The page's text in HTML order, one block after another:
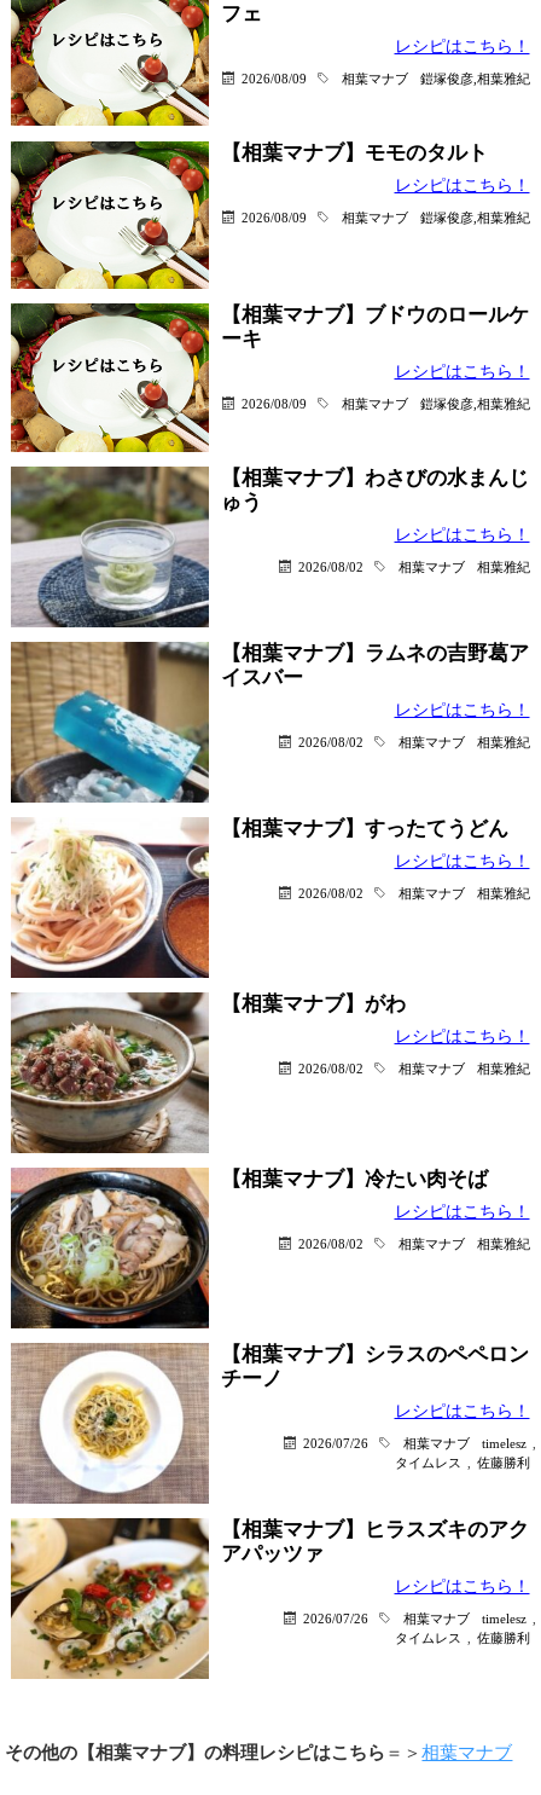
フェ
レシピはこちら！
2026/08/09 相葉マナブ 鎧塚俊彦,相葉雅紀
【相葉マナブ】モモのタルト
レシピはこちら！
2026/08/09 相葉マナブ 鎧塚俊彦,相葉雅紀
【相葉マナブ】ブドウのロールケ
ーキ
レシピはこちら！
2026/08/09 相葉マナブ 鎧塚俊彦,相葉雅紀
【相葉マナブ】わさびの水まんじ
ゅう
レシピはこちら！
2026/08/02 相葉マナブ 相葉雅紀
【相葉マナブ】ラムネの吉野葛ア
イスバー
レシピはこちら！
2026/08/02 相葉マナブ 相葉雅紀
【相葉マナブ】すったてうどん
レシピはこちら！
2026/08/02 相葉マナブ 相葉雅紀
【相葉マナブ】がわ
レシピはこちら！
2026/08/02 相葉マナブ 相葉雅紀
【相葉マナブ】冷たい肉そば
レシピはこちら！
2026/08/02 相葉マナブ 相葉雅紀
【相葉マナブ】シラスのペペロン
チーノ
レシピはこちら！
2026/07/26 相葉マナブ timelesz
タイムレス
佐藤勝利
【相葉マナブ】ヒラスズキのアク
アパッツァ
レシピはこちら！
2026/07/26 相葉マナブ timelesz
タイムレス
佐藤勝利
その他の【相葉マナブ】の料理レシピはこちら ＝＞相葉マナブ